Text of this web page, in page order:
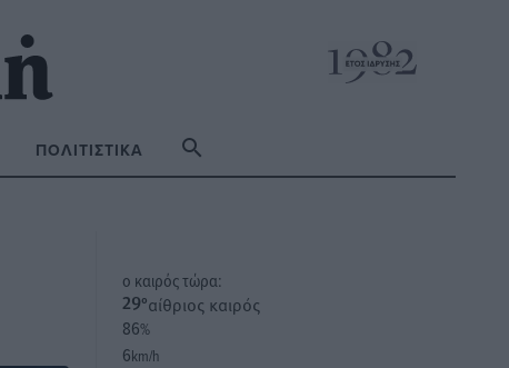
ΠΟΛΙΤΙΣΤΙΚΆ
o καιρός τώρα:
29°αίθριος καιρός
86%
6km/h